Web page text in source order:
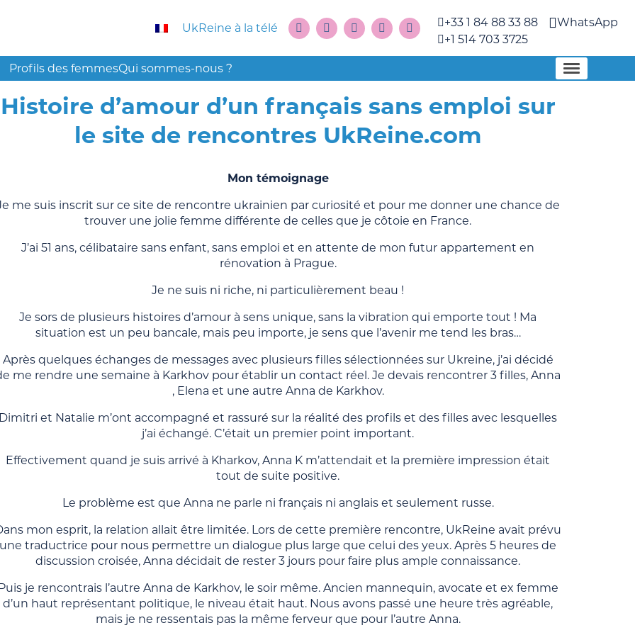
UkReine à la télé
+33 1 84 88 33 88
+1 514 703 3725
WhatsApp
Profils des femmesQui sommes-nous ?
Histoire d’amour d’un français sans emploi sur
le site de rencontres UkReine.com
Mon témoignage
me suis inscrit sur ce site de rencontre ukrainien par curiosité et pour me donner une chance de
trouver une jolie femme différente de celles que je côtoie en France.
J’ai 51 ans, célibataire sans enfant, sans emploi et en attente de mon futur appartement en
rénovation à Prague.
Je ne suis ni riche, ni particulièrement beau !
Je sors de plusieurs histoires d’amour à sens unique, sans la vibration qui emporte tout ! Ma
situation est un peu bancale, mais peu importe, je sens que l’avenir me tend les bras…
Après quelques échanges de messages avec plusieurs filles sélectionnées sur Ukreine, j’ai décidé
me rendre une semaine à Karkhov pour établir un contact réel. Je devais rencontrer 3 filles, Anna
, Elena et une autre Anna de Karkhov.
et Natalie m’ont accompagné et rassuré sur la réalité des profils et des filles avec lesquelles
j’ai échangé. C’était un premier point important.
Effectivement quand je suis arrivé à Kharkov, Anna K m’attendait et la première impression était
tout de suite positive.
Le problème est que Anna ne parle ni français ni anglais et seulement russe.
mon esprit, la relation allait être limitée. Lors de cette première rencontre, UkReine avait prévu
une traductrice pour nous permettre un dialogue plus large que celui des yeux. Après 5 heures de
discussion croisée, Anna décidait de rester 3 jours pour faire plus ample connaissance.
je rencontrais l’autre Anna de Karkhov, le soir même. Ancien mannequin, avocate et ex femme
d’un haut représentant politique, le niveau était haut. Nous avons passé une heure très agréable,
mais je ne ressentais pas la même ferveur que pour l’autre Anna.